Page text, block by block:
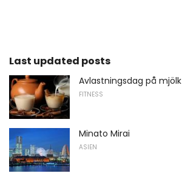
Last updated posts
Avlastningsdag på mjölk
FITNESS
Minato Mirai
ASIEN